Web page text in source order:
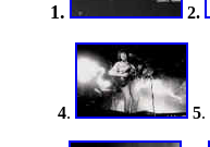
1. 2.
4. 5.